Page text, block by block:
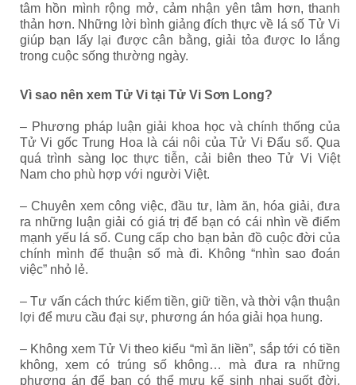
tâm hồn mình rộng mở, cảm nhận yên tâm hơn, thanh
thản hơn. Những lời bình giảng đích thực về lá số Tử Vi
giúp bạn lấy lại được cân bằng, giải tỏa được lo lắng
trong cuộc sống thường ngày.
Vì sao nên xem Tử Vi tại Tử Vi Sơn Long?
– Phương pháp luận giải khoa học và chính thống của
Tử Vi gốc Trung Hoa là cái nôi của Tử Vi Đẩu số. Qua
quá trình sàng lọc thực tiễn, cải biên theo Tử Vi Việt
Nam cho phù hợp với người Việt.
– Chuyên xem công việc, đầu tư, làm ăn, hóa giải, đưa
ra những luận giải có giá trị để bạn có cái nhìn về điểm
mạnh yếu lá số. Cung cấp cho bạn bản đồ cuộc đời của
chính mình để thuận số mà đi. Không “nhìn sao đoán
việc” nhỏ lẻ.
– Tư vấn cách thức kiếm tiền, giữ tiền, và thời vận thuận
lợi để mưu cầu đại sự, phương án hóa giải họa hung.
– Không xem Tử Vi theo kiểu “mì ăn liền”, sắp tới có tiền
không, xem có trúng số không… mà đưa ra những
phương án để bạn có thể mưu kế sinh nhai suốt đời.